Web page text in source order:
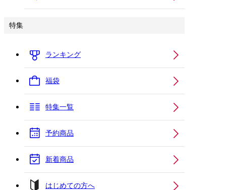
特集
ランキング
福袋
特集一覧
予約商品
新着商品
はじめての方へ